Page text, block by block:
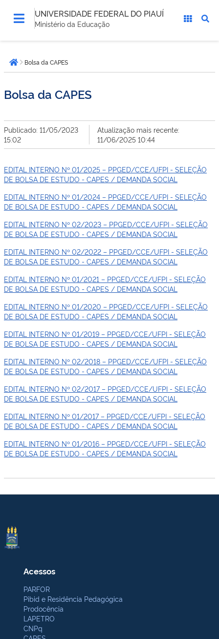
UNIVERSIDADE FEDERAL DO PIAUÍ
Ministério da Educação
está
aqui:Página inicial
Bolsa da CAPES
Bolsa da CAPES
Publicado: 11/05/2023
15:02
Atualização mais recente:
11/06/2025 10:44
EDITAL INTERNO Nº 01/2025 – PPGED/CCE/UFPI - SELEÇÃO
DE BOLSA DE ESTUDO - CAPES / DEMANDA SOCIAL
EDITAL INTERNO Nº 01/2024 – PPGED/CCE/UFPI - SELEÇÃO
DE BOLSA DE ESTUDO - CAPES / DEMANDA SOCIAL
EDITAL INTERNO Nº 02/2023 – PPGED/CCE/UFPI - SELEÇÃO
DE BOLSA DE ESTUDO - CAPES / DEMANDA SOCIAL
EDITAL INTERNO Nº 02/2022 – PPGED/CCE/UFPI - SELEÇÃO
DE BOLSA DE ESTUDO - CAPES / DEMANDA SOCIAL
EDITAL INTERNO Nº 01/2021 – PPGED/CCE/UFPI - SELEÇÃO
DE BOLSA DE ESTUDO - CAPES / DEMANDA SOCIAL
EDITAL INTERNO Nº 01/2020 – PPGED/CCE/UFPI - SELEÇÃO
DE BOLSA DE ESTUDO - CAPES / DEMANDA SOCIAL
EDITAL INTERNO Nº 01/2019 – PPGED/CCE/UFPI - SELEÇÃO
DE BOLSA DE ESTUDO - CAPES / DEMANDA SOCIAL
EDITAL INTERNO Nº 02/2018 – PPGED/CCE/UFPI - SELEÇÃO
DE BOLSA DE ESTUDO - CAPES / DEMANDA SOCIAL
EDITAL INTERNO Nº 02/2017 – PPGED/CCE/UFPI - SELEÇÃO
DE BOLSA DE ESTUDO - CAPES / DEMANDA SOCIAL
EDITAL INTERNO Nº 01/2017 – PPGED/CCE/UFPI - SELEÇÃO
DE BOLSA DE ESTUDO - CAPES / DEMANDA SOCIAL
EDITAL INTERNO Nº 01/2016 – PPGED/CCE/UFPI - SELEÇÃO
DE BOLSA DE ESTUDO - CAPES / DEMANDA SOCIAL
Acessos
PARFOR
Pibid e Residência Pedagógica
Prodocência
LAPETRO
CNPq